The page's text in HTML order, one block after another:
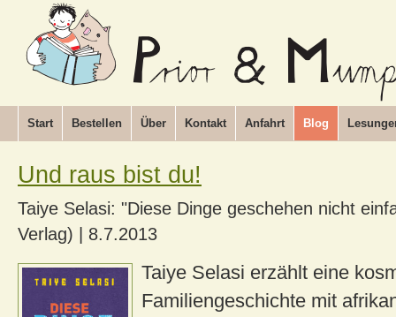
Start Bestellen Über Kontakt Anfahrt Blog
Und raus bist du!
Taiye Selasi: "Diese Dinge geschehen nicht
Verlag)
8.7.2013
Taiye Selasi erzählt eine
Familiengeschichte mit